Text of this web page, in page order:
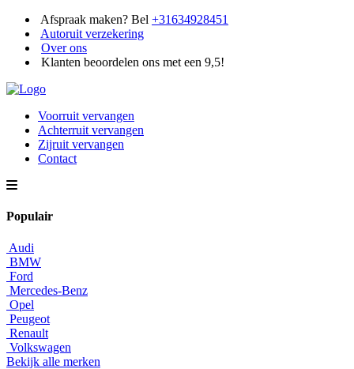
Afspraak maken? Bel +31634928451
Autoruit verzekering
Over ons
Klanten beoordelen ons met een 9,5!
Voorruit vervangen
Achterruit vervangen
Zijruit vervangen
Contact
Populair
Audi
BMW
Ford
Mercedes-Benz
Opel
Peugeot
Renault
Volkswagen
Bekijk alle merken